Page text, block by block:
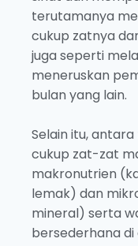
terutamanya
cukup zatnya
juga seperti
meneruskan
bulan yang lain.
Selain itu,
cukup zat-zat
makronutrien
lemak) dan
mineral) serta
bersederhana